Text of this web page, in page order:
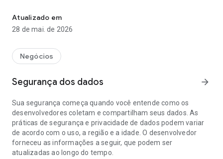
Data de vencimento do boleto, valor e número de dias em
aberto
Verificar saldo de recarga disponível e também opção de
compra
extra – em bytes e em dias para renovação
Status da otimização de vídeo e possibilidade de alteração
entre DVD e HD
Abertura de atendimento pelo aplicativo
Histórico dos protocolos de atendimento
Visualização de endereços
Autenticação por digital
Atualizado em
28 de mai. de 2026
Negócios
Segurança dos dados arrow_forward
Sua segurança começa quando você entende como os
desenvolvedores coletam e compartilham seus dados. As
práticas de segurança e privacidade de dados podem variar
de acordo com o uso, a região e a idade. O desenvolvedor
forneceu as informações a seguir, que podem ser
atualizadas ao longo do tempo.